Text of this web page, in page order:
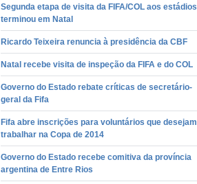
Segunda etapa de visita da FIFA/COL aos estádios
terminou em Natal
Ricardo Teixeira renuncia à presidência da CBF
Natal recebe visita de inspeção da FIFA e do COL
Governo do Estado rebate críticas de secretário-
geral da Fifa
Fifa abre inscrições para voluntários que desejam
trabalhar na Copa de 2014
Governo do Estado recebe comitiva da província
argentina de Entre Rios